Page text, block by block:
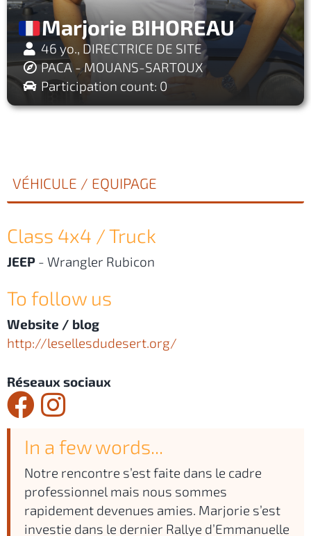
Marjorie BIHOREAU
46 yo., DIRECTRICE DE SITE
PACA - MOUANS-SARTOUX
Participation count: 0
VÉHICULE / EQUIPAGE
Class 4x4 / Truck
JEEP - Wrangler Rubicon
To follow us
Website / blog
http://lesellesdudesert.org/
Réseaux sociaux
In a few words...
Notre rencontre s’est faite dans le cadre
professionnel mais nous sommes
rapidement devenues amies. Marjorie s’est
investie dans le dernier Rallye d’Emmanuelle